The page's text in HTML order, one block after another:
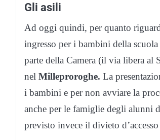
Gli asili
Ad oggi quindi, per quanto
ingresso per i bambini della
parte della Camera (il via libera al
nel Milleproroghe. La
i bambini e per non avviare la
anche per le famiglie degli alunni
previsto invece il divieto